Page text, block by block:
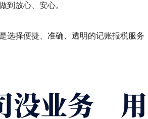
到放心、安心。
选择便捷、准确、透明的记账报税服务